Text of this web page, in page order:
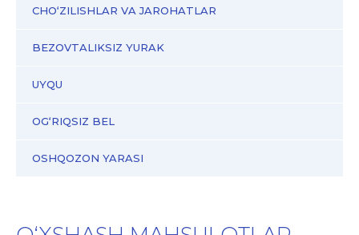
CHO‘ZILISHLAR VA JAROHATLAR
BEZOVTALIKSIZ YURAK
UYQU
OG‘RIQSIZ BEL
OSHQOZON YARASI